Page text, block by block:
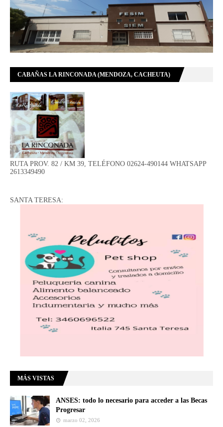
CABAÑAS LA RINCONADA (MENDOZA, CACHEUTA)
RUTA PROV. 82 / KM 39, TELÉFONO 02624-490144 WHATSAPP
2613349490
SANTA TERESA:
MÁS VISTAS
ANSES: todo lo necesario para acceder a las Becas
Progresar
marzo 02, 2026